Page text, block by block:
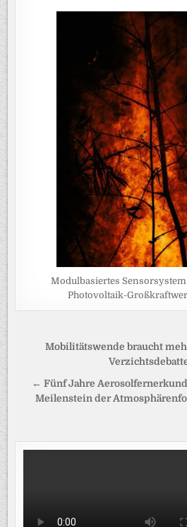
Modulbasiertes
Photovoltaik-
Beitragsnavigation
Mobilitätswende braucht
← Fünf Jahre
Meilenstein der